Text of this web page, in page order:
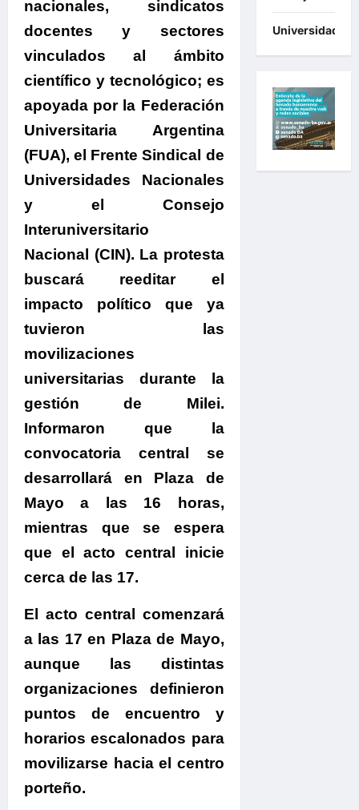
nacionales, sindicatos
docentes y sectores
vinculados al ámbito
científico y tecnológico; es
apoyada por la Federación
Universitaria Argentina
(FUA), el Frente Sindical de
Universidades Nacionales
y el Consejo
Interuniversitario
Nacional (CIN). La protesta
buscará reeditar el
impacto político que ya
tuvieron las
movilizaciones
universitarias durante la
gestión de Milei.
Informaron que la
convocatoria central se
desarrollará en Plaza de
Mayo a las 16 horas,
mientras que se espera
que el acto central inicie
cerca de las 17.
El acto central comenzará
a las 17 en Plaza de Mayo,
aunque las distintas
organizaciones definieron
puntos de encuentro y
horarios escalonados para
movilizarse hacia el centro
porteño.
Universidades